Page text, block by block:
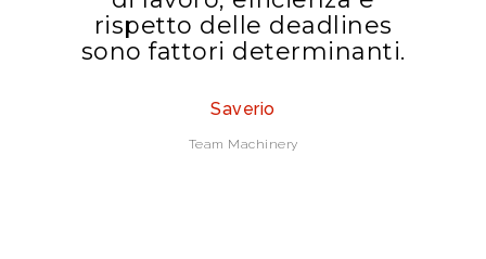
rispetto delle deadlines
sono fattori determinanti.
Saverio
Team Machinery